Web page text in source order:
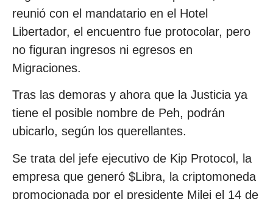
reunió con el mandatario en el Hotel
Libertador, el encuentro fue protocolar, pero
no figuran ingresos ni egresos en
Migraciones.
Tras las demoras y ahora que la Justicia ya
tiene el posible nombre de Peh, podrán
ubicarlo, según los querellantes.
Se trata del jefe ejecutivo de Kip Protocol, la
empresa que generó $Libra, la criptomoneda
promocionada por el presidente Milei el 14 de